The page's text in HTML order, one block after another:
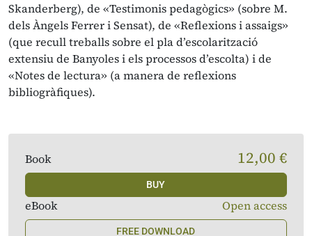
Skanderberg), de «Testimonis pedagògics» (sobre M.
dels Àngels Ferrer i Sensat), de «Reflexions i assaigs»
(que recull treballs sobre el pla d’escolarització
extensiu de Banyoles i els processos d’escolta) i de
«Notes de lectura» (a manera de reflexions
bibliogràfiques).
Book 12,00 €
BUY
eBook Open access
FREE DOWNLOAD